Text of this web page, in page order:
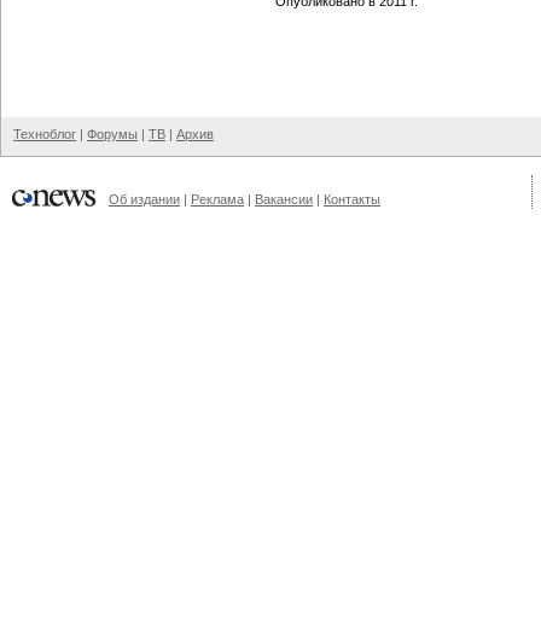
Техноблог | Форумы | ТВ | Архив
Об издании | Реклама | Вакансии | Контакты